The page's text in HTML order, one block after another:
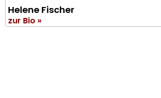
Helene Fischer
zur Bio »